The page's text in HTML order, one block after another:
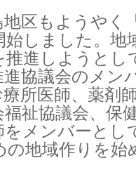
区もようやく
始しました。地
進しようとし
協議会のメン
所医師、薬剤
祉協議会、保
メンバーとし
の地域作りを始